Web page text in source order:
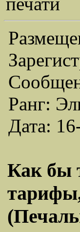
Ранг:
Дата:
Как бы